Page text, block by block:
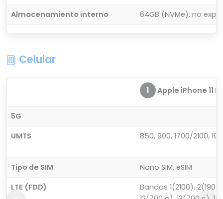
Almacenamiento interno
64GB (NVMe), no
Celular
1 Apple iPhone 11
5G
UMTS
850, 900, 1700/2100,
Tipo de SIM
Nano SIM, eSIM
LTE (FDD)
Bandas 1(2100),